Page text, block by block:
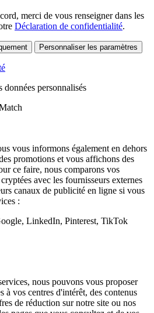
merci de vous renseigner dans les
Déclaration de confidentialité.
Personnaliser les paramètres
données personnalisés
vous informons également en dehors
promotions et vous affichons des
ce faire, nous comparons vos
avec les fournisseurs externes
canaux de publicité en ligne si vous
:
LinkedIn, Pinterest, TikTok
nous pouvons vous proposer
à vos centres d'intérêt, des contenus
de réduction sur notre site ou nos